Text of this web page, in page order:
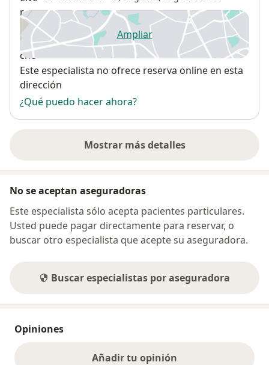
Ampliarse abre en una nueva
Disponibilidad
Este especialista no ofrece reserva online en esta
dirección
¿Qué puedo hacer ahora?
Mostrar más detalles
sobre la dirección
No se aceptan aseguradoras
Este especialista sólo acepta pacientes particulares.
Usted puede pagar directamente para reservar, o
buscar otro especialista que acepte su aseguradora.
Buscar especialistas por aseguradora
Opiniones
Añadir tu opinión